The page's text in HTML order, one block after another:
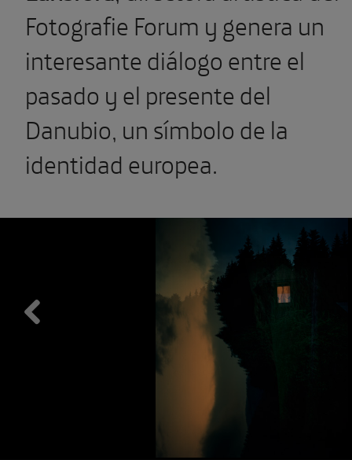
Fotografie Forum y genera un
interesante diálogo entre el
pasado y el presente del
Danubio, un símbolo de la
identidad europea.